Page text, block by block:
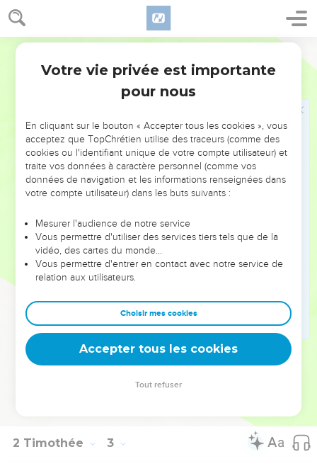
2 Timothée 2
sceau : Le Seigneur connaît ceux qui sont à lui ; et :
Quiconque invoque le nom de Christ, qu'il se détourne de
l'iniquité.
Dans une grande maison il y a non seulement des vases
d'or et d'argent, mais encore de bois et de terre ; les uns
pour un usage honorable, et les autres pour un usage
Si donc quelqu'un se conserve pur de ces choses, il sera
un vase d'honneur, sanctifié, utile à son maître, et préparé
pour toute bonne oeuvre.
Fuis aussi les désirs de la jeunesse, et recherche la
Seigneur d'un coeur pur.
Et repousse les questions folles, et qui sont sans
instruction, sachant qu'elles produisent des contestations.
24
contester ; mais il doit être doux envers tous, propre à
enseigner, patient ;
Redressant avec douceur les adversaires, attendant que
Dieu leur donne la repentance, et leur fasse connaître la
2 Timothée 3
Votre vie privée est importante
pour nous
En cliquant sur le bouton « Accepter tous les cookies », vous
acceptez que TopChrétien utilise des traceurs (comme des
cookies ou l'identifiant unique de votre compte utilisateur) et
traite vos données à caractère personnel (comme vos
données de navigation et les informations renseignées dans
votre compte utilisateur) dans les buts suivants :
Mesurer l'audience de notre service
Vous permettre d'utiliser des services tiers tels que de la
vidéo, des cartes du monde…
Vous permettre d'entrer en contact avec notre service de
relation aux utilisateurs.
Choisir mes cookies
Accepter tous les cookies
Tout refuser